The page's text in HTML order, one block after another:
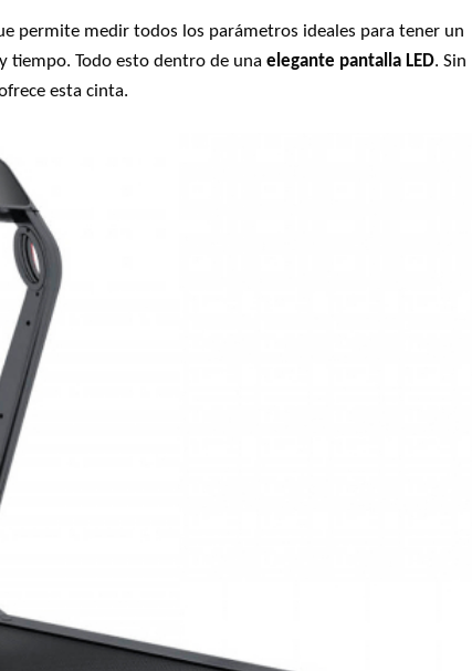
permite medir todos los parámetros ideales para tener un
tiempo. Todo esto dentro de una elegante pantalla LED. Sin
esta cinta.